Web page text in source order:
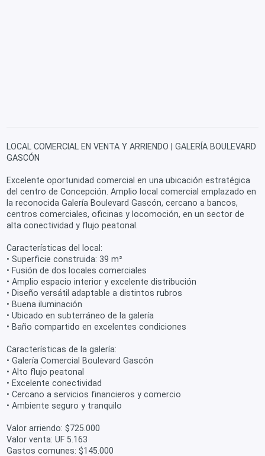
LOCAL COMERCIAL EN VENTA Y ARRIENDO | GALERÍA BOULEVARD
GASCÓN
Excelente oportunidad comercial en una ubicación estratégica
del centro de Concepción. Amplio local comercial emplazado en
la reconocida Galería Boulevard Gascón, cercano a bancos,
centros comerciales, oficinas y locomoción, en un sector de
alta conectividad y flujo peatonal.
Características del local:
• Superficie construida: 39 m²
• Fusión de dos locales comerciales
• Amplio espacio interior y excelente distribución
• Diseño versátil adaptable a distintos rubros
• Buena iluminación
• Ubicado en subterráneo de la galería
• Baño compartido en excelentes condiciones
Características de la galería:
• Galería Comercial Boulevard Gascón
• Alto flujo peatonal
• Excelente conectividad
• Cercano a servicios financieros y comercio
• Ambiente seguro y tranquilo
Valor arriendo: $725.000
Valor venta: UF 5.163
Gastos comunes: $145.000